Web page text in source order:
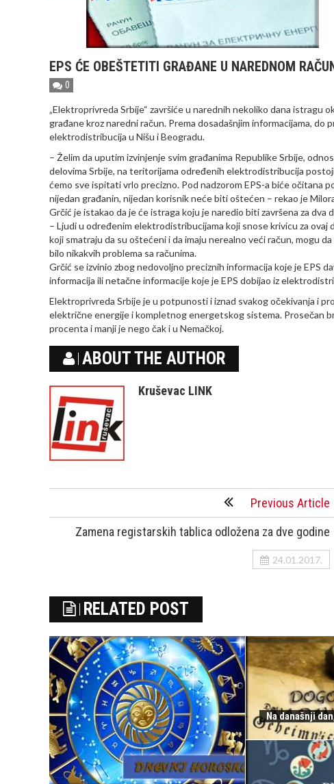
EPS ĆE OBEŠTETITI GRAĐANE U NAREDNOM
0
„Elektroprivreda Srbije“ završiće u narednih nekoliko dana
građane kroz naredni račun. Prema dosadašnjim informacijama,
elektrodistribucija u Nišu i Beogradu.
– Želim da uputim izvinjenje svim građanima Republike Srbije,
delovima Srbije, na teritorijama određenih elektrodistribucija
ćemo sve ispitati vrlo precizno. Pod nadzorom EPS-a biće očitana
nijedan građanin, nijedan korisnik neće biti oštećen – rekao je
Grčić je istakao da je će istraga koju je naredio biti završena za dva
– Ljudi u određenim elektrodistribucijama koji snose krivicu za
koji smatraju da su oštećeni i da imaju nerealno veći račun, mogu
bilo nikakvih problema sa računima.
Grčić se izvinio zbog nedovoljno preciznih informacija koje je EPS
informacija ili netačne informacije koje je EPS dobijao iz
Elektroprivreda Srbije je u potpunosti i iznad svakog očekivanja i
električne energije i kompletnog energetskog sistema. Prosečan
procenta i manji je nego čak i u Nemačkoj.
ABOUT THE AUTHOR
Kruševac LINK
Previous Article
Zamena registarskih tablica odložena za dve godine
24.01.2017.
RELATED POST
Na današnji